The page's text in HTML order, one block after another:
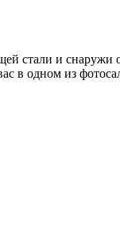
и снаружи
в одном из